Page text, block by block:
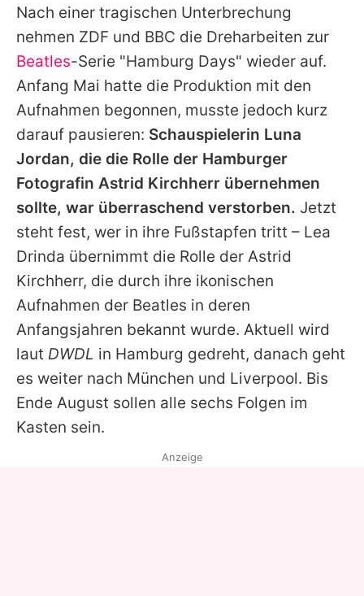
Impressum
Datenschutzerklärung
Nutzungsbedingungen
Utiq verwalten
Nach einer tragischen Unterbrechung
nehmen ZDF und BBC die Dreharbeiten zur
Beatles-Serie "Hamburg Days" wieder auf.
Anfang Mai hatte die Produktion mit den
Aufnahmen begonnen, musste jedoch kurz
darauf pausieren: Schauspielerin Luna
Jordan, die die Rolle der Hamburger
Fotografin Astrid Kirchherr übernehmen
sollte, war überraschend verstorben. Jetzt
steht fest, wer in ihre Fußstapfen tritt – Lea
Drinda übernimmt die Rolle der Astrid
Kirchherr, die durch ihre ikonischen
Aufnahmen der Beatles in deren
Anfangsjahren bekannt wurde. Aktuell wird
laut DWDL in Hamburg gedreht, danach geht
es weiter nach München und Liverpool. Bis
Ende August sollen alle sechs Folgen im
Kasten sein.
Anzeige